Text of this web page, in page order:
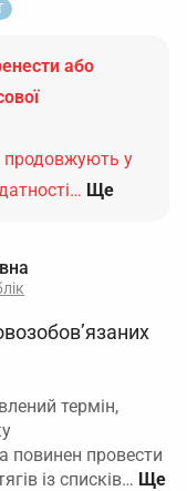
або
продовжують у
Ще
термін,
повинен провести
із списків…